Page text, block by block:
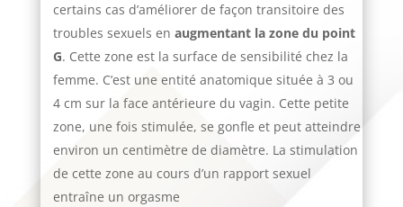
certains cas d’améliorer de façon transitoire des
troubles sexuels en augmentant la zone du point
G. Cette zone est la surface de sensibilité chez la
femme. C’est une entité anatomique située à 3 ou
4 cm sur la face antérieure du vagin. Cette petite
zone, une fois stimulée, se gonfle et peut atteindre
environ un centimètre de diamètre. La stimulation
de cette zone au cours d’un rapport sexuel
entraîne un orgasme